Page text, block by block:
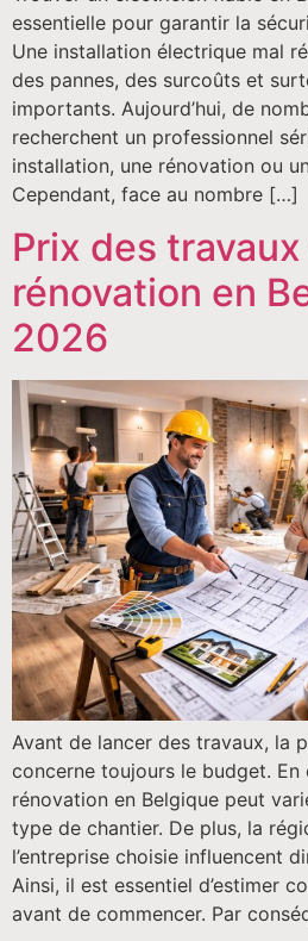
essentielle pour garantir la
Une installation électrique mal
des pannes, des surcoûts et
importants. Aujourd’hui, de
recherchent un professionnel
installation, une rénovation ou
Cependant, face au nombre […]
Prix des
rénovation en
2026
Avant de lancer des travaux, la
concerne toujours le budget. En
rénovation en Belgique peut
type de chantier. De plus, la
l’entreprise choisie influencent
Ainsi, il est essentiel d’estimer
avant de commencer. Par